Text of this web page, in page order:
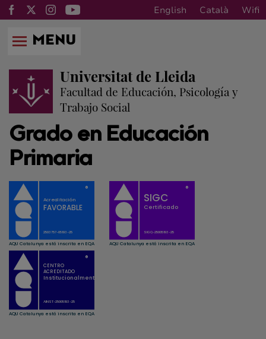
English Català Wifi
MENU
Universitat de Lleida
Facultad de Educación, Psicología y
Trabajo Social
Grado en Educación
Primaria